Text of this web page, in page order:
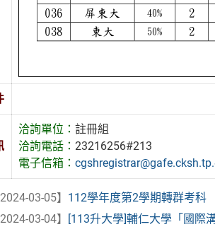
洽詢單位：註冊組
洽詢電話：23216256#213
電子信箱：
2024-03-05】 112學年度第2學期轉群考科
2024-03-04】
[113升大學]輔仁大學「國際